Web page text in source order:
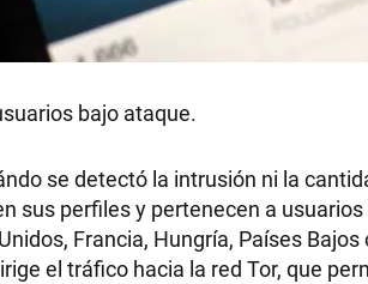
bajo ataque.
se detectó la intrusión ni la
sus perfiles y pertenecen a
Francia, Hungría, Países
el tráfico hacia la red Tor, que